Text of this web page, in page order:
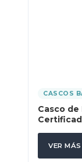
CASCOS
Casco
VER MÁS